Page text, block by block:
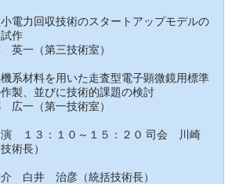
小電力回収技術のスタートアップモデルの
作
一（第三技術室）
機系材料を用いた走査型電子顕微鏡用標準
製、並びに技術的課題の検討
一（第一技術室）
演 １３：１０～１５：２０ 司会 川崎
術長）
白井 治彦（統括技術長）